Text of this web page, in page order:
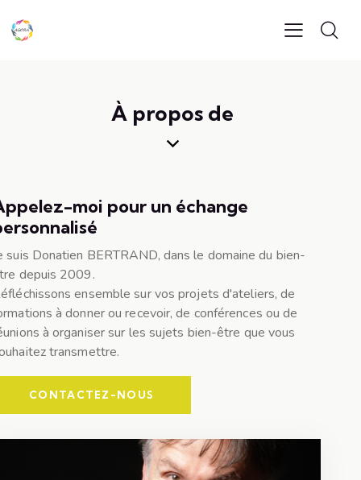
À propos de
moi pour un échange
suis Donatien BERTRAND, dans le domaine du bien-
depuis 2009.
ensemble sur vos projets d'ateliers, de
à donner ou recevoir, de conférences ou de
à organiser sur les sujets bien-être que vous
transmettre.
CONTACTEZ-NOUS